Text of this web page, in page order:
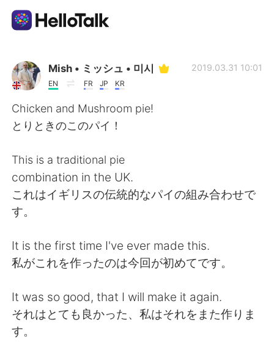
語言交換應用
AI Grammar Checker
繁體中文
English 简体中文
Français Deutsch
Русский ไทย
Mish • ミッシュ • 미시
EN FR JP KR
2019.03.31 10:01
Chicken and Mushroom pie!
とりときのこのパイ！
This is a traditional pie
combination in the UK.
これはイギリスの伝統的なパイの組み合わせで
す。
It is the first time I've ever made this.
私がこれを作ったのは今回が初めてです。
It was so good, that I will make it again.
それはとても良かった、私はそれをまた作りま
す。